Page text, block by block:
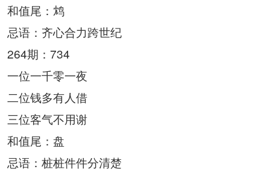
和值尾：鸩
忌语：齐心合力跨世纪
264期：734
一位一千零一夜
二位钱多有人借
三位客气不用谢
和值尾：盘
忌语：桩桩件件分清楚